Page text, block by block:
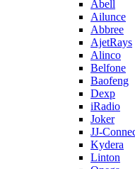
Abell
Ailunce
Abbree
AjetRays
Alinco
Belfone
Baofeng
Dexp
iRadio
Joker
JJ-
Kydera
Linton